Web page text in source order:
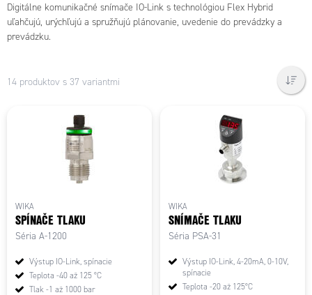
Digitálne komunikačné snímače IO-Link s technológiou Flex Hybrid
uľahčujú, urýchľujú a spružňujú plánovanie, uvedenie do prevádzky a
prevádzku.
14 produktov s 37 variantmi
WIKA
SPÍNAČE TLAKU
Séria A-1200
Výstup IO-Link, spínacie
Teplota -40 až 125 °C
Tlak -1 až 1000 bar
WIKA
SNÍMAČE TLAKU
Séria PSA-31
Výstup IO-Link, 4-20mA, 0-10V,
spínacie
Teplota -20 až 125°C